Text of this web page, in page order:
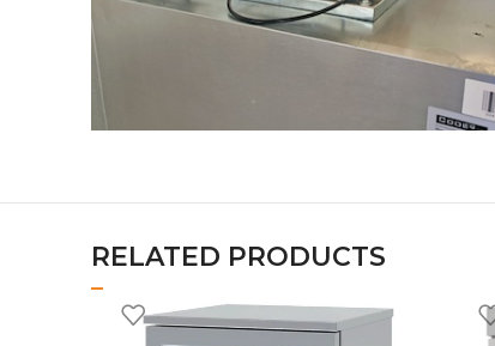
RELATED PRODUCTS